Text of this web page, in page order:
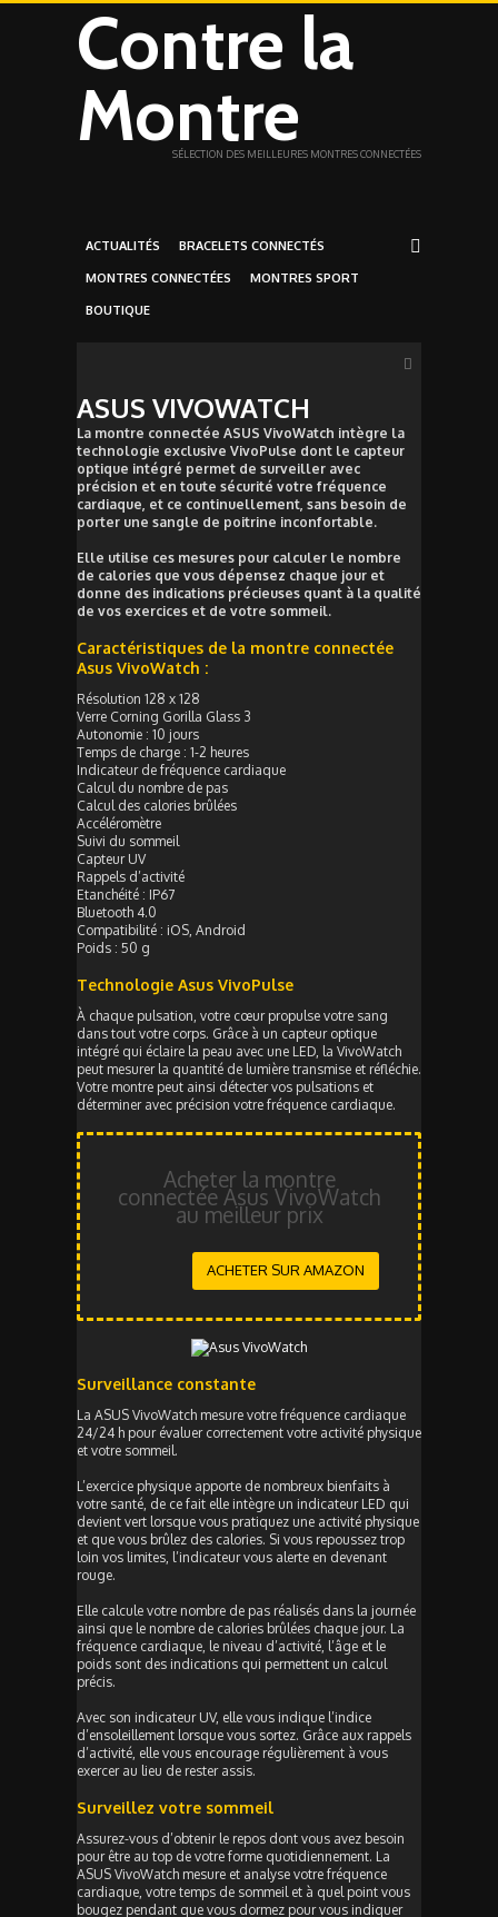
Contre la
Montre
SÉLECTION DES MEILLEURES MONTRES CONNECTÉES
ACTUALITÉS BRACELETS CONNECTÉS
MONTRES CONNECTÉES MONTRES SPORT
BOUTIQUE
ASUS VIVOWATCH
La montre connectée ASUS VivoWatch intègre la
technologie exclusive VivoPulse dont le capteur
optique intégré permet de surveiller avec
précision et en toute sécurité votre fréquence
cardiaque, et ce continuellement, sans besoin de
porter une sangle de poitrine inconfortable.
Elle utilise ces mesures pour calculer le nombre
de calories que vous dépensez chaque jour et
donne des indications précieuses quant à la qualité
de vos exercices et de votre sommeil.
Caractéristiques de la montre connectée
Asus VivoWatch :
Résolution 128 x 128
Verre Corning Gorilla Glass 3
Autonomie : 10 jours
Temps de charge : 1-2 heures
Indicateur de fréquence cardiaque
Calcul du nombre de pas
Calcul des calories brûlées
Accéléromètre
Suivi du sommeil
Capteur UV
Rappels d’activité
Etanchéité : IP67
Bluetooth 4.0
Compatibilité : iOS, Android
Poids : 50 g
Technologie Asus VivoPulse
À chaque pulsation, votre cœur propulse votre sang
dans tout votre corps. Grâce à un capteur optique
intégré qui éclaire la peau avec une LED, la VivoWatch
peut mesurer la quantité de lumière transmise et réfléchie.
Votre montre peut ainsi détecter vos pulsations et
déterminer avec précision votre fréquence cardiaque.
Acheter la montre
connectée Asus VivoWatch
au meilleur prix
ACHETER SUR AMAZON
Surveillance constante
La ASUS VivoWatch mesure votre fréquence cardiaque
24/24 h pour évaluer correctement votre activité physique
et votre sommeil.
L’exercice physique apporte de nombreux bienfaits à
votre santé, de ce fait elle intègre un indicateur LED qui
devient vert lorsque vous pratiquez une activité physique
et que vous brûlez des calories. Si vous repoussez trop
loin vos limites, l’indicateur vous alerte en devenant
rouge.
Elle calcule votre nombre de pas réalisés dans la journée
ainsi que le nombre de calories brûlées chaque jour. La
fréquence cardiaque, le niveau d’activité, l’âge et le
poids sont des indications qui permettent un calcul
précis.
Avec son indicateur UV, elle vous indique l’indice
d’ensoleillement lorsque vous sortez. Grâce aux rappels
d’activité, elle vous encourage régulièrement à vous
exercer au lieu de rester assis.
Surveillez votre sommeil
Assurez-vous d’obtenir le repos dont vous avez besoin
pour être au top de votre forme quotidiennement. La
ASUS VivoWatch mesure et analyse votre fréquence
cardiaque, votre temps de sommeil et à quel point vous
bougez pendant que vous dormez pour vous indiquer